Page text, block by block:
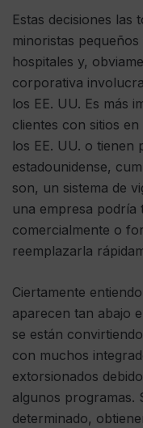
Estas decisiones las
minoristas
hospitales y,
corporativa
los EE. UU. Es más
clientes con sitios
los EE. UU. o tienen
estadounidense,
son, un sistema de
una empresa podría
comercialmente o
reemplazarla
Ciertamente
aparecen tan abajo
se están
con muchos
extorsionados
algunos programas.
determinado,